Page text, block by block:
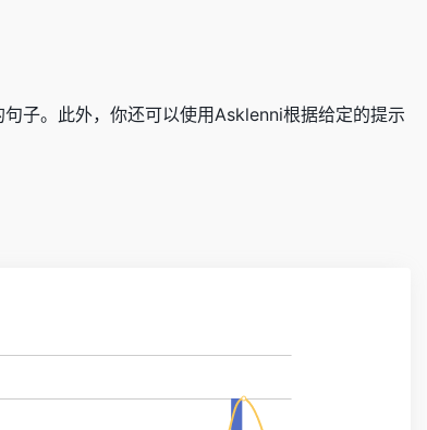
子。此外，你还可以使用Asklenni根据给定的提示